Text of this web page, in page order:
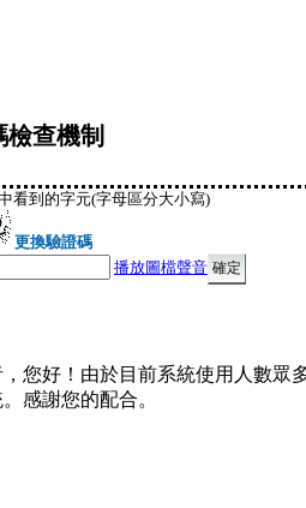
檢查機制
看到的字元(字母區分大小寫)
更換驗證碼
播放圖檔聲音
您好！由於目前系統使用人數眾
感謝您的配合。